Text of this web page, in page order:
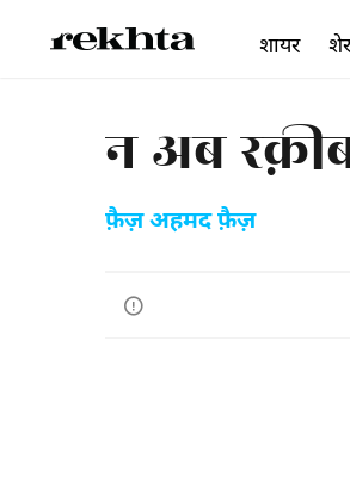
न अब
फ़ैज़ अहमद फ़ैज़
शायर शेर